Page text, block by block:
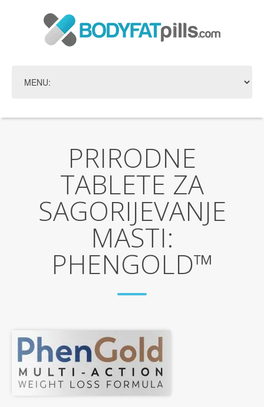
PRIRODNE
TABLETE ZA
SAGORIJEVANJE
MASTI:
PHENGOLD™